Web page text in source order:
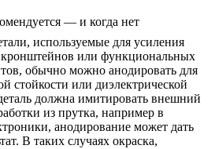
— и когда нет
используемые для усиления
кронштейнов или функциональных
обычно можно анодировать для
стойкости или диэлектрической
должна имитировать внешний
из прутка, например в
анодирование может дать
В таких случаях окраска,